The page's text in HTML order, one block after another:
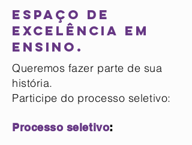
Espaço de
excelência em
ensino.
Queremos fazer parte de sua
história.
Participe do processo seletivo:
Processo seletivo: